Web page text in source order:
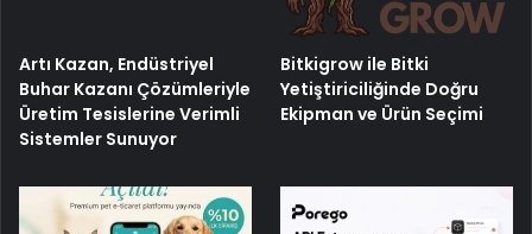
Artı Kazan, Endüstriyel
Buhar Kazanı Çözümleriyle
Üretim Tesislerine Verimli
Sistemler Sunuyor
Bitkigrow ile Bitki
Yetiştiriciliğinde Doğru
Ekipman ve Ürün Seçimi